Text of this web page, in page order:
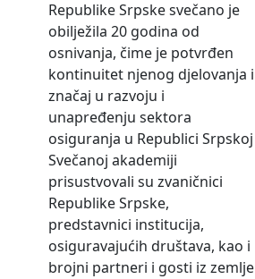
i
n
g
P
r
o
j
e
c
t
S
C
)
Republike Srpske svečano je
obilježila 20 godina od
osnivanja, čime je potvrđen
kontinuitet njenog djelovanja i
značaj u razvoju i
unapređenju sektora
osiguranja u Republici Srpskoj
Svečanoj akademiji
prisustvovali su zvaničnici
Republike Srpske,
predstavnici institucija,
osiguravajućih društava, kao i
brojni partneri i gosti iz zemlje